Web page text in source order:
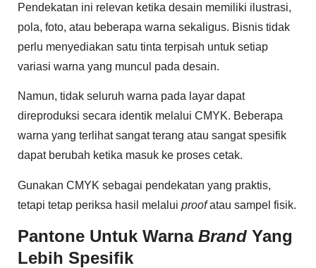
Pendekatan ini relevan ketika desain memiliki ilustrasi,
pola, foto, atau beberapa warna sekaligus. Bisnis tidak
perlu menyediakan satu tinta terpisah untuk setiap
variasi warna yang muncul pada desain.
Namun, tidak seluruh warna pada layar dapat
direproduksi secara identik melalui CMYK. Beberapa
warna yang terlihat sangat terang atau sangat spesifik
dapat berubah ketika masuk ke proses cetak.
Gunakan CMYK sebagai pendekatan yang praktis,
tetapi tetap periksa hasil melalui proofatau sampel fisik.
Pantone Untuk Warna Brand Yang
Lebih Spesifik